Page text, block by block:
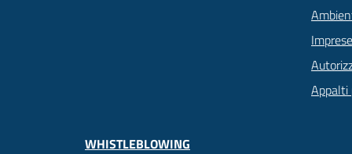
Appalti
WHISTLEBLOWING